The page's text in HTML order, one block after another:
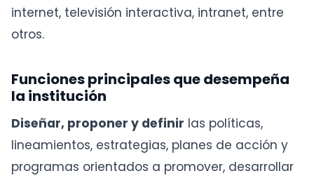
internet, televisión interactiva, intranet, entre
otros.
Funciones principales que desempeña
la institución
Diseñar, proponer y definir las políticas,
lineamientos, estrategias, planes de acción y
programas orientados a promover, desarrollar